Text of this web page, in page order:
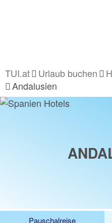
TUI.at Urlaub buchen
Andalusien
Pauschalreise